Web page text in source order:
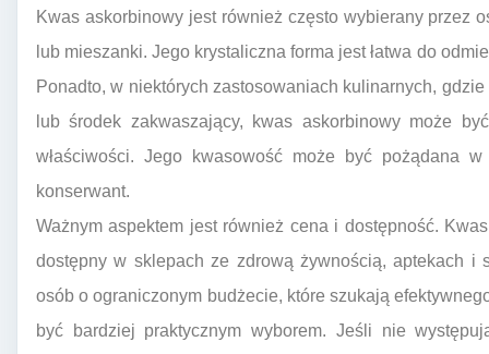
Kwas askorbinowy jest również często wybierany przez
lub mieszanki. Jego krystaliczna forma jest łatwa do
Ponadto, w niektórych zastosowaniach kulinarnych,
lub środek zakwaszający, kwas askorbinowy może
właściwości. Jego kwasowość może być pożądana
konserwant.
Ważnym aspektem jest również cena i dostępność.
dostępny w sklepach ze zdrową żywnością, aptekach i
osób o ograniczonym budżecie, które szukają
być bardziej praktycznym wyborem. Jeśli nie